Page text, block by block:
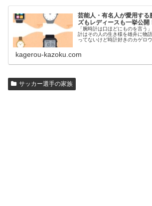
芸能人・有名人が愛用す
ズもレディースも一挙公開
「腕時計は口ほどにものを言う
計はその人の生き様を雄弁に物
ってないけど時計好きのカゲロ
kagerou-kazoku.com
サッカー選手の家族